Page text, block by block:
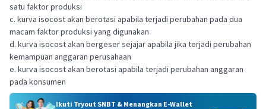
satu faktor produksi
c. kurva isocost akan berotasi apabila terjadi perubahan pada dua
macam faktor produksi yang digunakan
d. kurva isocost akan bergeser sejajar apabila jika terjadi perubahan
kemampuan anggaran perusahaan
e. kurva isocost akan berotasi apabila terjadi perubahan anggaran
pada konsumen
Ikuti Tryout SNBT & Menangkan E-Wallet